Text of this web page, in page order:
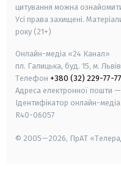
цитування можна
Усі права захищені.
року (21+)
Онлайн-медіа «24 Канал»
пл. Галицька, буд. 15, м.
Телефон +380 (32) 229-77-77
Адреса електронної пошти —
Ідентифікатор онлайн-
R40-06057
© 2005—2026, ПрАТ